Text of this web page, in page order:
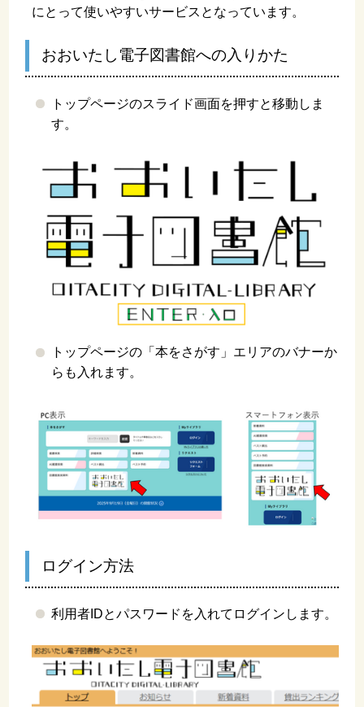
にとって使いやすいサービスとなっています。
おおいたし電子図書館への入りかた
トップページのスライド画面を押すと移動しま
す。
トップページの「本をさがす」エリアのバナーか
らも入れます。
ログイン方法
利用者IDとパスワードを入れてログインします。